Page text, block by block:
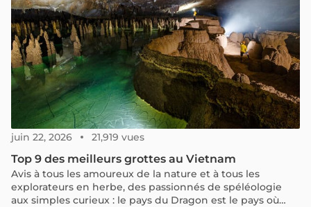
juin 22, 2026 21,919 vues
Top 9 des meilleurs grottes au Vietnam
Avis à tous les amoureux de la nature et à tous les
explorateurs en herbe, des passionnés de spéléologie
aux simples curieux : le pays du Dragon est le pays où